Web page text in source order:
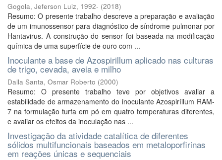
Gogola, Jeferson Luiz, 1992- (2018)
Resumo: O presente trabalho descreve a preparação e avaliação
de um imunossensor para diagnóstico de síndrome pulmonar por
Hantavirus. A construção do sensor foi baseada na modificação
química de uma superfície de ouro com ...
Inoculante a base de Azospirillum aplicado nas culturas
de trigo, cevada, aveia e milho
Dalla Santa, Osmar Roberto (2000)
Resumo: O presente trabalho teve por objetivos avaliar a
estabilidade de armazenamento do inoculante Azospiríllum RAM-
7 na formulação turfa em pó em quatro temperaturas diferentes,
e avaliar os efeitos da inoculação nas ...
Investigação da atividade catalítica de diferentes
sólidos multifuncionais baseados em metaloporfirinas
em reações únicas e sequenciais